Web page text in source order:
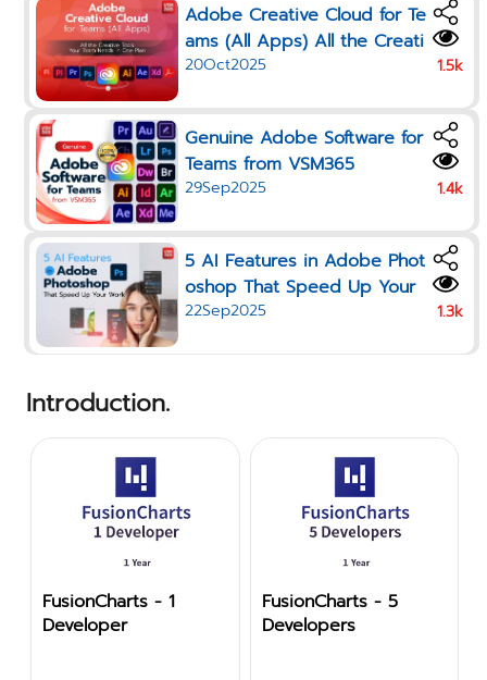
Adobe Creative Cloud for Te
ams (All Apps) All the Creati
ve Tools Your Team Needs i
20Oct2025 1.5k
Genuine Adobe Software for
Teams from VSM365
29Sep2025 1.4k
5 AI Features in Adobe Phot
oshop That Speed Up Your
Work in 2025
22Sep2025 1.3k
Introduction.
FusionCharts - 5
Developers
FusionCharts -
Enterprises